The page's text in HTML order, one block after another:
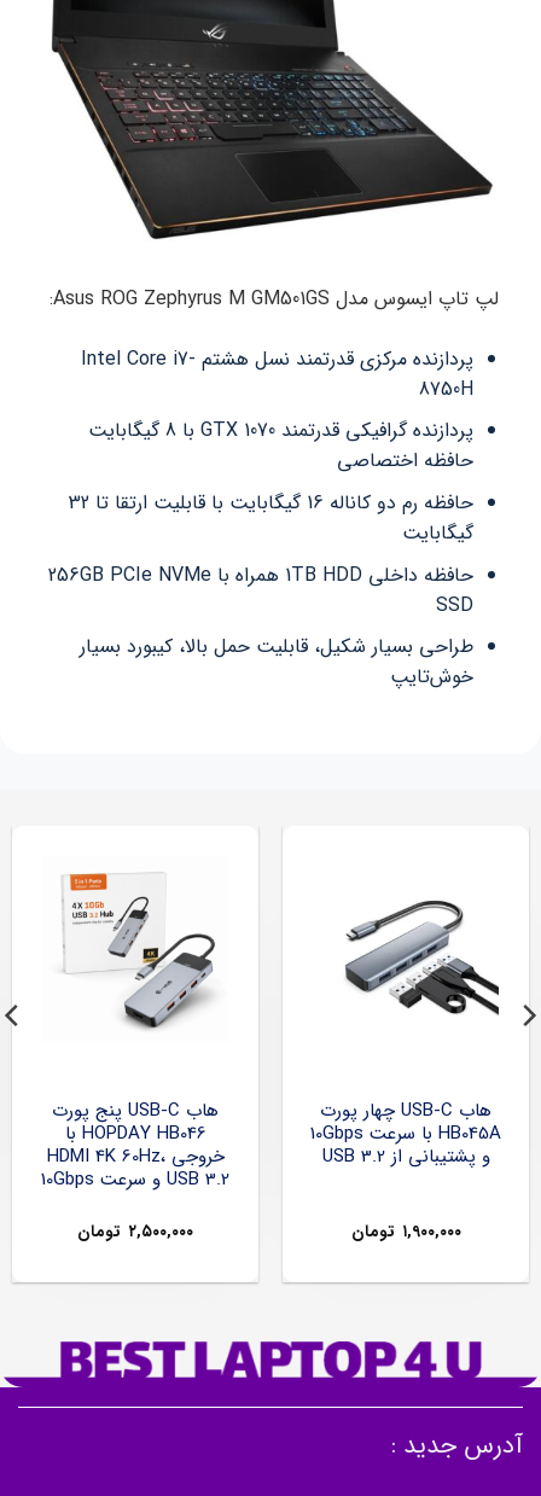
لپ تاپ ایسوس مدل Asus ROG Zephyrus M GM501GS:
پردازنده مرکزی قدرتمند نسل هشتم Intel Core i7-
8750H
پردازنده گرافیکی قدرتمند GTX 1070 با 8 گیگابایت
حافظه اختصاصی
حافظه رم دو کاناله 16 گیگابایت با قابلیت ارتقا تا 32
گیگابایت
حافظه داخلی 1TB HDD همراه با 256GB PCIe NVMe
SSD
طراحی بسیار شکیل، قابلیت حمل بالا، کیبورد بسیار
خوش‎‌تایپ
هاب USB-C چهار پورت
HB045A با سرعت 10Gbps
و پشتیبانی از USB 3.2
۱,۹۰۰,۰۰۰ تومان
هاب USB-C پنج پورت
HOPDAY HB046 با
خروجی HDMI 4K 60Hz،
USB 3.2 و سرعت 10Gbps
۲,۵۰۰,۰۰۰ تومان
آدرس جدید :